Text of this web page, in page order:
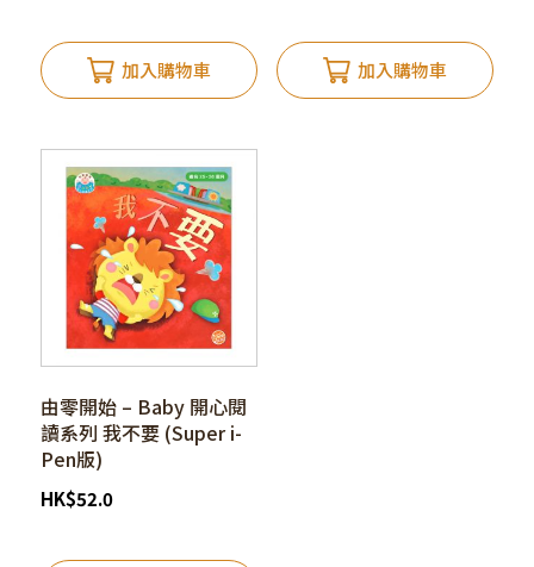
加入購物車 加入購物車
由零開始 – Baby 開心閱
讀系列 我不要 (Super i-
Pen版)
HK$52.0